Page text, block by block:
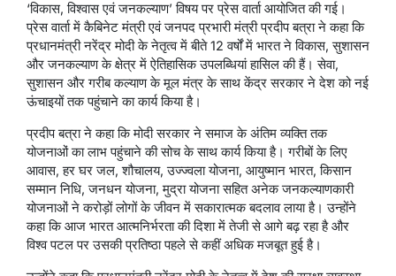
‘विकास, विश्वास एवं जनकल्याण’ विषय पर प्रेस वार्ता आयोजित की गई।
प्रेस वार्ता में कैबिनेट मंत्री एवं जनपद प्रभारी मंत्री प्रदीप बत्रा ने कहा कि
प्रधानमंत्री नरेंद्र मोदी के नेतृत्व में बीते 12 वर्षों में भारत ने विकास, सुशासन
और जनकल्याण के क्षेत्र में ऐतिहासिक उपलब्धियां हासिल की हैं। सेवा,
सुशासन और गरीब कल्याण के मूल मंत्र के साथ केंद्र सरकार ने देश को नई
ऊंचाइयों तक पहुंचाने का कार्य किया है।
प्रदीप बत्रा ने कहा कि मोदी सरकार ने समाज के अंतिम व्यक्ति तक
योजनाओं का लाभ पहुंचाने की सोच के साथ कार्य किया है। गरीबों के लिए
आवास, हर घर जल, शौचालय, उज्ज्वला योजना, आयुष्मान भारत, किसान
सम्मान निधि, जनधन योजना, मुद्रा योजना सहित अनेक जनकल्याणकारी
योजनाओं ने करोड़ों लोगों के जीवन में सकारात्मक बदलाव लाया है। उन्होंने
कहा कि आज भारत आत्मनिर्भरता की दिशा में तेजी से आगे बढ़ रहा है और
विश्व पटल पर उसकी प्रतिष्ठा पहले से कहीं अधिक मजबूत हुई है।